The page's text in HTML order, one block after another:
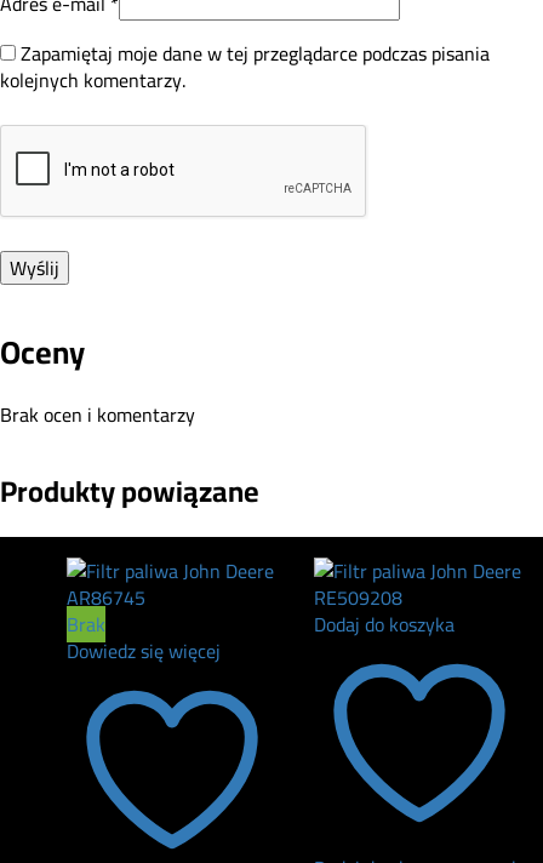
Zapamiętaj moje dane w tej przeglądarce podczas pisania
kolejnych komentarzy.
Oceny
Brak ocen i komentarzy
Produkty powiązane
Brak
Dowiedz się więcej
Dodaj do koszyka